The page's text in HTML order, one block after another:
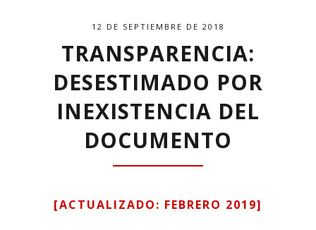
12 DE SEPTIEMBRE DE 2018
TRANSPARENCIA:
DESESTIMADO POR
INEXISTENCIA DEL
DOCUMENTO
[ACTUALIZADO: FEBRERO 2019]